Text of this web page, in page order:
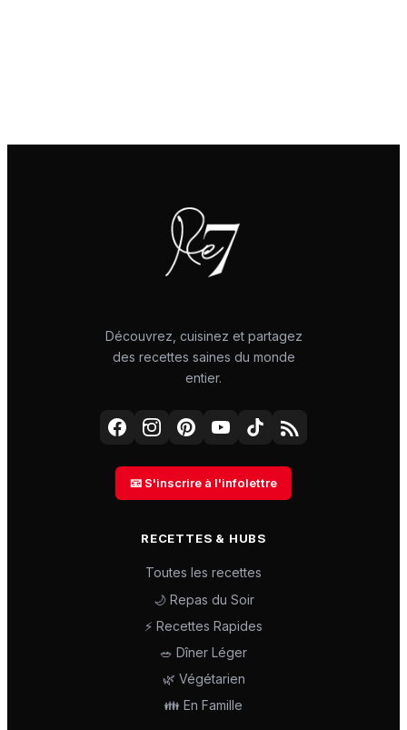
Découvrez, cuisinez et partagez
des recettes saines du monde
entier.
📧 S'inscrire à l'infolettre
RECETTES & HUBS
Toutes les recettes
🌙 Repas du Soir
⚡ Recettes Rapides
🥗 Dîner Léger
🌿 Végétarien
👪 En Famille